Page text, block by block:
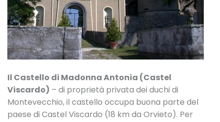
Il Castello di Madonna Antonia (Castel
Viscardo) – di proprietà privata dei duchi di
Montevecchio, il castello occupa buona parte del
paese di Castel Viscardo (18 km da Orvieto). Per